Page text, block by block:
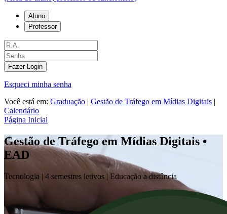
Aluno
Professor
Fazer Login
Esqueci minha senha
Você está em: Graduação | Gestão de Tráfego em Mídias Digitais |
Calendário
Página Inicial
Gestão de Tráfego em Mídias Digitais •
EAD
Tecnologia | 4 semestres letivos | Educação a distância